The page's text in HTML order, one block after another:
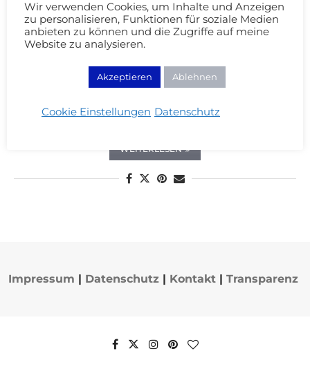
Chanel Mint Mascara & NARS Mint
30/06/2013
WEITERLESEN
Impressum | Datenschutz | Kontakt | Transparenz
Wir verwenden Cookies, um Inhalte und Anzeigen
zu personalisieren, Funktionen für soziale Medien
anbieten zu können und die Zugriffe auf meine
Website zu analysieren.
Akzeptieren Ablehnen
Cookie Einstellungen Datenschutz